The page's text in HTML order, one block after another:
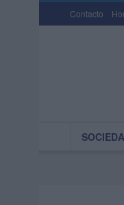
Contacto